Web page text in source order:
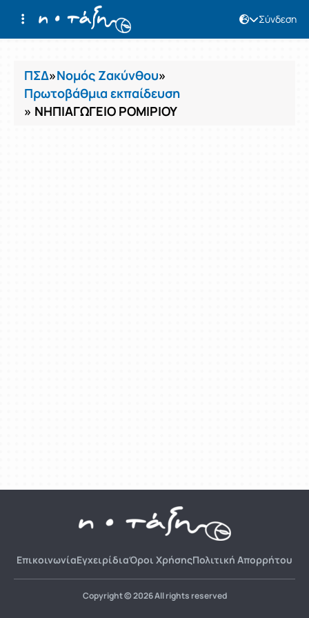
Σύνδεση
Μαθήματα
ΠΣΔ»Νομός Ζακύνθου»
Πρωτοβάθμια εκπαίδευση
» ΝΗΠΙΑΓΩΓΕΙΟ ΡΟΜΙΡΙΟΥ
ΕπικοινωνίαΕγχειρίδιαΌροι ΧρήσηςΠολιτική Απορρήτου
Copyright © 2026 All rights reserved